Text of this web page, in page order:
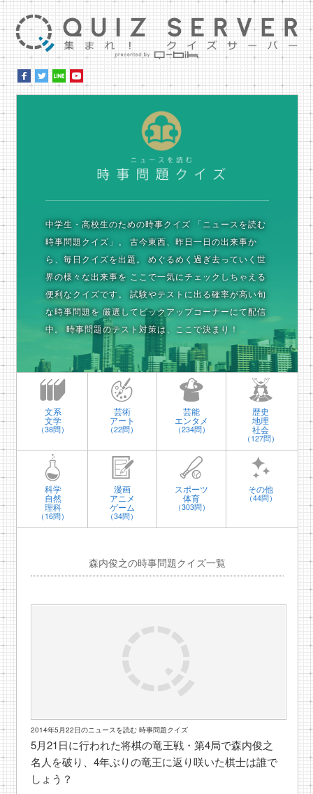
中学生・高校生のための時事クイズ 「ニュースを読む
時事問題クイズ」。
古今東西、昨日一日の出来事か
ら、毎日クイズを出題。
めぐるめく過ぎ去っていく世
界の様々な出来事を ここで一気にチェックしちゃえる
便利なクイズです。
試験やテストに出る確率が高い旬
な時事問題を 厳選してピックアップコーナーにて配信
中。
時事問題のテスト対策は、ここで決まり！
文系
文学
（38問）
芸術
アート
（22問）
芸能
エンタメ
（234問）
歴史
地理
社会
（127問）
科学
自然
理科
（16問）
漫画
アニメ
ゲーム
（34問）
スポーツ
体育
（303問）
その他
（44問）
森内俊之の時事問題クイズ一覧
2014年5月22日のニュースを読む 時事問題クイズ
5月21日に行われた将棋の竜王戦・第4局で森内俊之
名人を破り、4年ぶりの竜王に返り咲いた棋士は誰で
しょう？